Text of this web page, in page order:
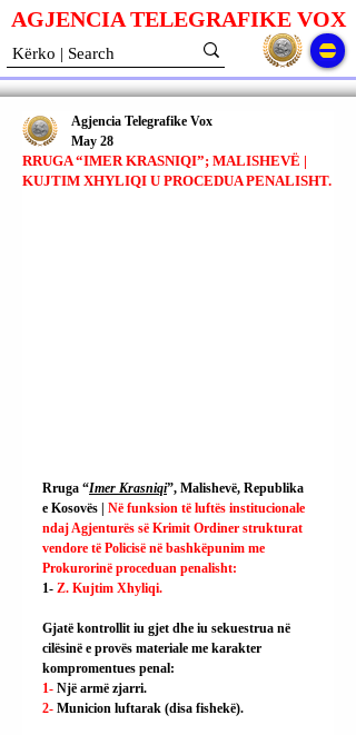
AGJENCIA TELEGRAFIKE VOX
RRUGA “IMER KRASNIQI”; MALISHEVË |
KUJTIM XHYLIQI U PROCEDUA PENALISHT.
Agjencia Telegrafike Vox
May 28
Rruga “Imer Krasniqi”, Malishevë, Republika
e Kosovës | Në funksion të luftës institucionale
ndaj Agjenturës së Krimit Ordiner strukturat
vendore të Policisë në bashkëpunim me
Prokurorinë proceduan penalisht:
1- Z. Kujtim Xhyliqi.
Gjatë kontrollit iu gjet dhe iu sekuestrua në
cilësinë e provës materiale me karakter
kompromentues penal:
1- Një armë zjarri.
2- Municion luftarak (disa fishekë).